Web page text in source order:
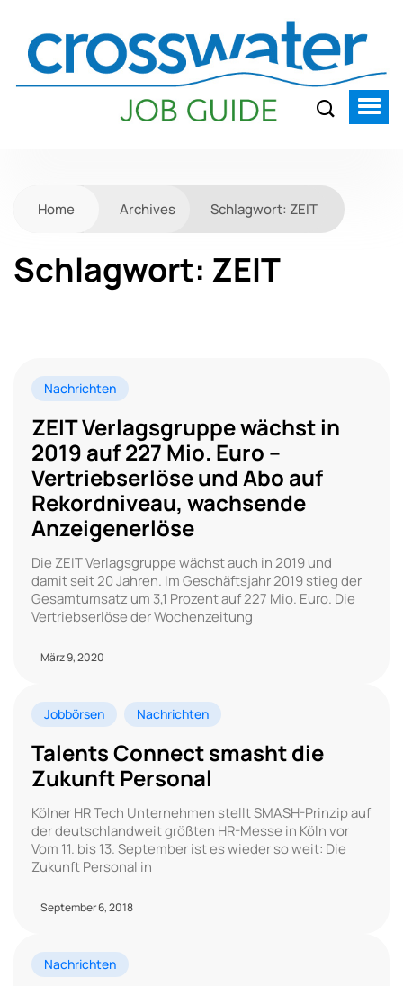
Home Archives Schlagwort: ZEIT
Schlagwort: ZEIT
Nachrichten
ZEIT Verlagsgruppe wächst in
2019 auf 227 Mio. Euro –
Vertriebserlöse und Abo auf
Rekordniveau, wachsende
Anzeigenerlöse
Die ZEIT Verlagsgruppe wächst auch in 2019 und
damit seit 20 Jahren. Im Geschäftsjahr 2019 stieg der
Gesamtumsatz um 3,1 Prozent auf 227 Mio. Euro. Die
Vertriebserlöse der Wochenzeitung
März 9, 2020
Jobbörsen Nachrichten
Talents Connect smasht die
Zukunft Personal
Kölner HR Tech Unternehmen stellt SMASH-Prinzip auf
der deutschlandweit größten HR-Messe in Köln vor
Vom 11. bis 13. September ist es wieder so weit: Die
Zukunft Personal in
September 6, 2018
Nachrichten